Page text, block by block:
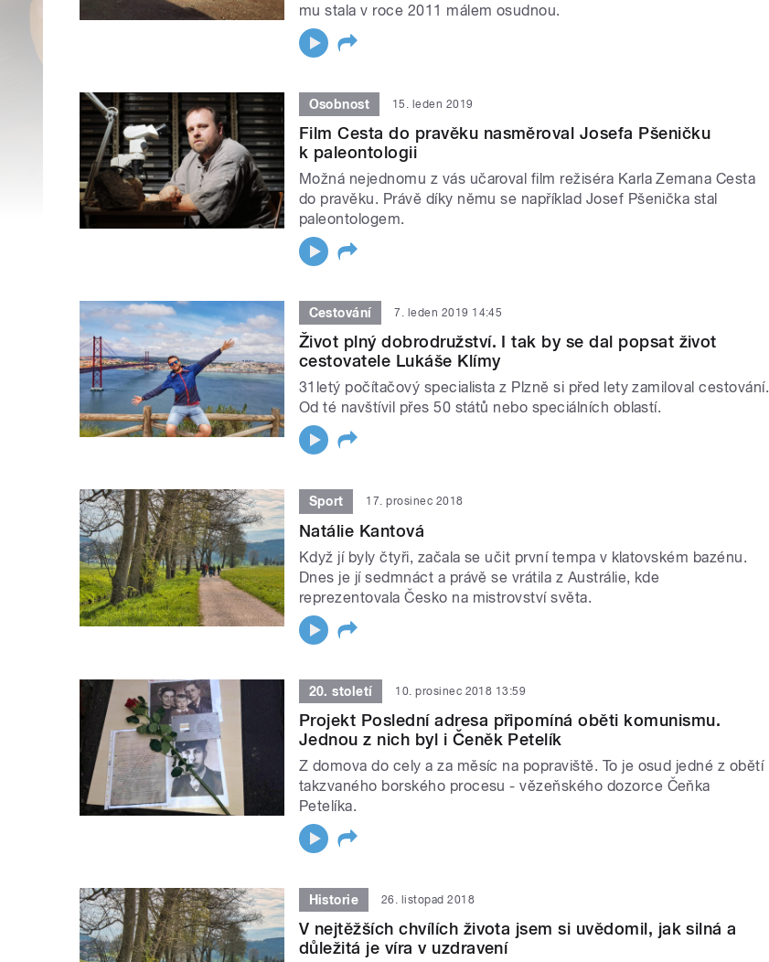
mu stala v roce 2011 málem osudnou.
Osobnost 15. leden 2019
Film Cesta do pravěku nasměroval Josefa Pšeničku
k paleontologii
Možná nejednomu z vás učaroval film režiséra Karla Zemana Cesta
do pravěku. Právě díky němu se například Josef Pšenička stal
paleontologem.
Cestování 7. leden 2019 14:45
Život plný dobrodružství. I tak by se dal popsat život
cestovatele Lukáše Klímy
31letý počítačový specialista z Plzně si před lety zamiloval cestování.
Od té navštívil přes 50 států nebo speciálních oblastí.
Sport 17. prosinec 2018
Natálie Kantová
Když jí byly čtyři, začala se učit první tempa v klatovském bazénu.
Dnes je jí sedmnáct a právě se vrátila z Austrálie, kde
reprezentovala Česko na mistrovství světa.
20. století 10. prosinec 2018 13:59
Projekt Poslední adresa připomíná oběti komunismu.
Jednou z nich byl i Čeněk Petelík
Z domova do cely a za měsíc na popraviště. To je osud jedné z obětí
takzvaného borského procesu - vězeňského dozorce Čeňka
Petelíka.
Historie 26. listopad 2018
V nejtěžších chvílích života jsem si uvědomil, jak silná a
důležitá je víra v uzdravení